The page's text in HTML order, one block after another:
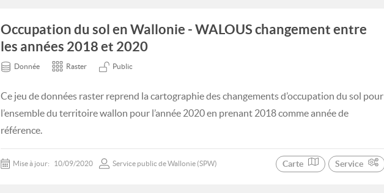
Occupation du sol en Wallonie - WALOUS changement entre
les années 2018 et 2020
Donnée Raster Public
Ce jeu de données raster reprend la cartographie des changements d’occupation du sol pour
l’ensemble du territoire wallon pour l’année 2020 en prenant 2018 comme année de
référence.
Mise à jour: 10/09/2020 Service public de Wallonie (SPW) Carte Service